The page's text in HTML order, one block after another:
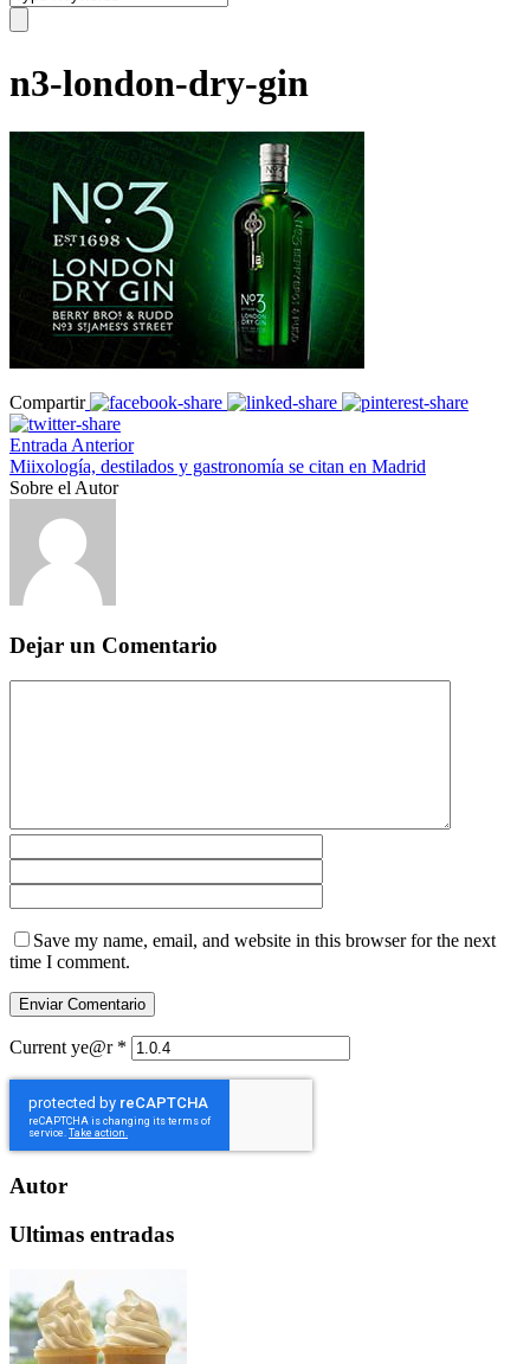
n3-london-dry-gin
Compartir
Entrada Anterior
Miixología, destilados y gastronomía se citan en Madrid
Sobre el Autor
Dejar un Comentario
Save my name, email, and website in this browser for the next
time I comment.
Current ye@r *
Autor
Ultimas entradas